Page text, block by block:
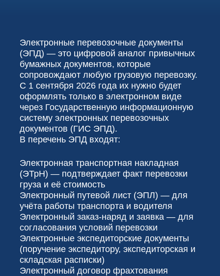
Электронные перевозочные документы
(ЭПД) — это цифровой аналог привычных
бумажных документов, которые
сопровождают любую грузовую перевозку.
С 1 сентября 2026 года их нужно будет
оформлять только в электронном виде
через Государственную информационную
систему электронных перевозочных
документов (ГИС ЭПД).
В перечень ЭПД входят:
Электронная транспортная накладная
(ЭТрН) — подтверждает факт перевозки
груза и её стоимость
Электронный путевой лист (ЭПЛ) — для
учёта работы транспорта и водителя
Электронный заказ-наряд и заявка — для
согласования условий перевозки
Электронные экспедиторские документы
(поручение экспедитору, экспедиторская и
складская расписки)
Электронный договор фрахтования